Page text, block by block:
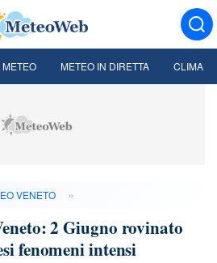
METEO METEO IN DIRETTA CLIMA
VENETO »
2 Giugno rovinato
fenomeni intensi